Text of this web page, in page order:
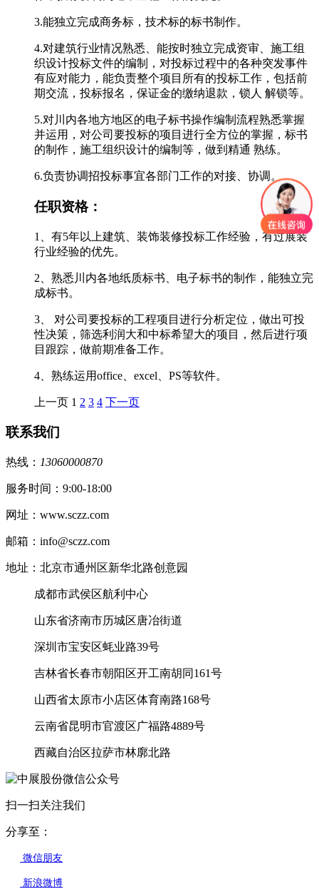
3.能独立完成商务标，技术标的标书制作。
4.对建筑行业情况熟悉、能按时独立完成资审、施工组
织设计投标文件的编制，对投标过程中的各种突发事件
有应对能力，能负责整个项目所有的投标工作，包括前
期交流，投标报名，保证金的缴纳退款，锁人 解锁等。
5.对川内各地方地区的电子标书操作编制流程熟悉掌握
并运用，对公司要投标的项目进行全方位的掌握，标书
的制作，施工组织设计的编制等，做到精通 熟练。
6.负责协调招投标事宜各部门工作的对接、协调。
任职资格：
1、有5年以上建筑、装饰装修投标工作经验，有过展装
行业经验的优先。
2、熟悉川内各地纸质标书、电子标书的制作，能独立完
成标书。
3、 对公司要投标的工程项目进行分析定位，做出可投
性决策，筛选利润大和中标希望大的项目，然后进行项
目跟踪，做前期准备工作。
4、熟练运用office、excel、PS等软件。
上一页 1 2 3 4 下一页
联系我们
热线： 13060000870
服务时间：9:00-18:00
网址：www.sczz.com
邮箱：info@sczz.com
地址：北京市通州区新华北路创意园
成都市武侯区航利中心
山东省济南市历城区唐冶街道
深圳市宝安区蚝业路39号
吉林省长春市朝阳区开工南胡同161号
山西省太原市小店区体育南路168号
云南省昆明市官渡区广福路4889号
西藏自治区拉萨市林廓北路
扫一扫关注我们
分享至：
微信朋友
新浪微博